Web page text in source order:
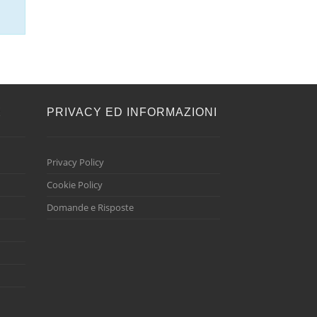
PRIVACY ED INFORMAZIONI
Privacy Policy
Cookie Policy
Domande e Risposte